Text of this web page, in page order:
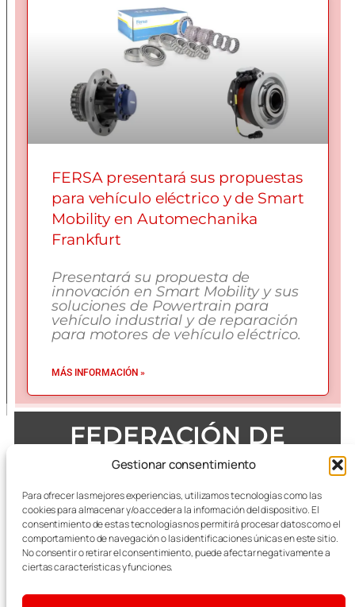
Gestionar consentimiento
Para ofrecer las mejores experiencias, utilizamos tecnologías como las
cookies para almacenar y/o acceder a la información del dispositivo. El
consentimiento de estas tecnologías nos permitirá procesar datos como el
comportamiento de navegación o las identificaciones únicas en este sitio.
No consentir o retirar el consentimiento, puede afectar negativamente a
ciertas características y funciones.
FERSA presentará sus propuestas
para vehículo eléctrico y de Smart
Mobility en Automechanika
Frankfurt
Presentará su propuesta de
innovación en Smart Mobility y sus
soluciones de Powertrain para
vehículo industrial y de reparación
para motores de vehículo eléctrico.
MÁS INFORMACIÓN »
FEDERACIÓN DE
EMPRESAS DEL METAL
DE ZARAGOZA
Todas las referencias terminológicas de género que se
mencionan a lo largo de las publicaciones, se considerarán
alusivas al masculino y femenino indistintamente.